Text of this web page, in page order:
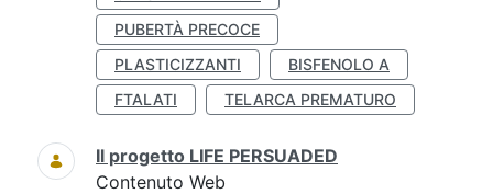
PUBERTÀ PRECOCE
PLASTICIZZANTI
BISFENOLO A
FTALATI
TELARCA PREMATURO
Il progetto LIFE PERSUADED
Contenuto Web